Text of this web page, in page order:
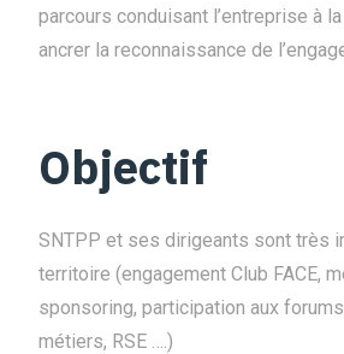
parcours conduisant l’entreprise à
ancrer la reconnaissance de
Objectif
SNTPP et ses dirigeants sont très
territoire (engagement Club FACE,
sponsoring, participation aux
métiers, RSE ….)